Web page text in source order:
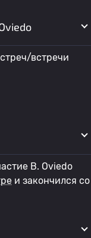
встречи
B. Oviedo
и закончился со